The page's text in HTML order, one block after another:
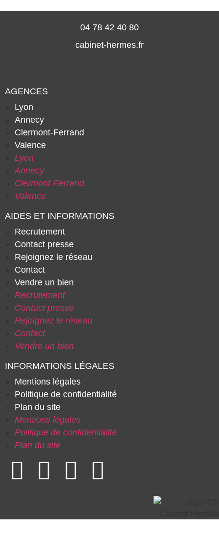
04 78 42 40 80
cabinet-hermes.fr
AGENCES
Lyon
Annecy
Clermont-Ferrand
Valence
Lyon
Annecy
Clermont-Ferrand
Valence
AIDES ET INFORMATIONS
Recrutement
Contact presse
Rejoignez le réseau
Contact
Vendre un bien
Recrutement
Contact presse
Rejoignez le réseau
Contact
Vendre un bien
INFORMATIONS LÉGALES
Mentions légales
Politique de confidentialité
Plan du site
Mentions légales
Politique de confidentialité
Plan du site